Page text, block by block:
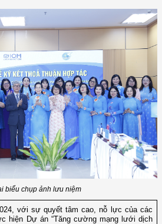
biểu chụp ảnh lưu niệm
với sự quyết tâm cao, nỗ lực của các
hiện Dự án “Tăng cường mạng lưới dịch